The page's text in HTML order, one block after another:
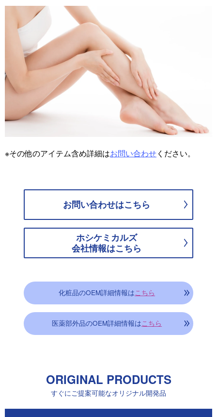
※その他のアイテム含め詳細はお問い合わせください。
お問い合わせはこちら
ホシケミカルズ
会社情報はこちら
化粧品のOEM詳細情報はこちら
医薬部外品のOEM詳細情報はこちら
ORIGINAL PRODUCTS
すぐにご提案可能なオリジナル開発品